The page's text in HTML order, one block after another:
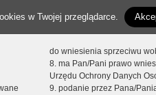
w Twojej przeglądarce.
do wniesienia sprzeciwu
8. ma Pan/Pani prawo
Urzędu Ochrony Danych
9. podanie przez Pana/